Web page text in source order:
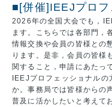
■[併催]IEEJプロフ
2026年の全国大会でも，
ます。こちらでは各部門，
情報交換や会員の皆様との
ります。是非，会員の皆様
関すること，申請にあたっ
IEEJプロフェッショナルの
か。事務局では皆様からの
普及に活かしたいと考えて